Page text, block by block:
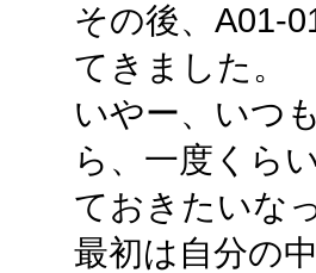
その後、A01-
てきました。
いやー、いつ
ら、一度くら
ておきたいな
最初は自分の